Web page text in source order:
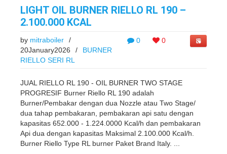
LIGHT OIL BURNER RIELLO RL 190 –
2.100.000 KCAL
0 0
by mitraboiler
/
20January2026
/
BURNER
RIELLO SERI RL
JUAL RIELLO RL 190 - OIL BURNER TWO STAGE
PROGRESIF Burner Riello RL 190 adalah
Burner/Pembakar dengan dua Nozzle atau Two Stage/
dua tahap pembakaran, pembakaran api satu dengan
kapasitas 652.000 - 1.224.0000 Kcal/h dan pembakaran
Api dua dengan kapasitas Maksimal 2.100.000 Kcal/h.
Burner Riello Type RL burner Paket Brand Italy. ...